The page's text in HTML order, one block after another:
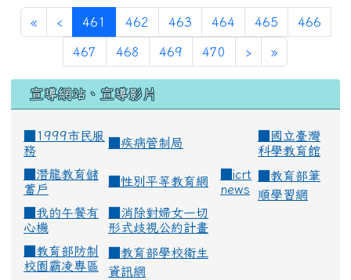
« ‹ 461 (current)
462 463 464 465 466
467 468 469 470 › »
宣導網站、宣導影片
■1999市民服
務
疾病管制局
國立臺灣
科學教育館
潛龍教育儲
蓄戶
性別平等教育網
icrt
news
教育部筆
順學習網
我的午餐有
心機
消除對婦女一切
形式歧視公約計畫
教育部防制
校園霸凌專區
教育部學校衛生
資訊網